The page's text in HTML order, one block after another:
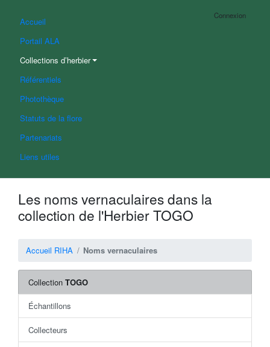
Accueil
Portail ALA
Collections d’herbier
Référentiels
Photothèque
Statuts de la flore
Partenariats
Liens utiles
Connexion
Les noms vernaculaires dans la
collection de l'Herbier TOGO
Accueil RIHA Noms vernaculaires
CollectionTOGO
Échantillons
Collecteurs